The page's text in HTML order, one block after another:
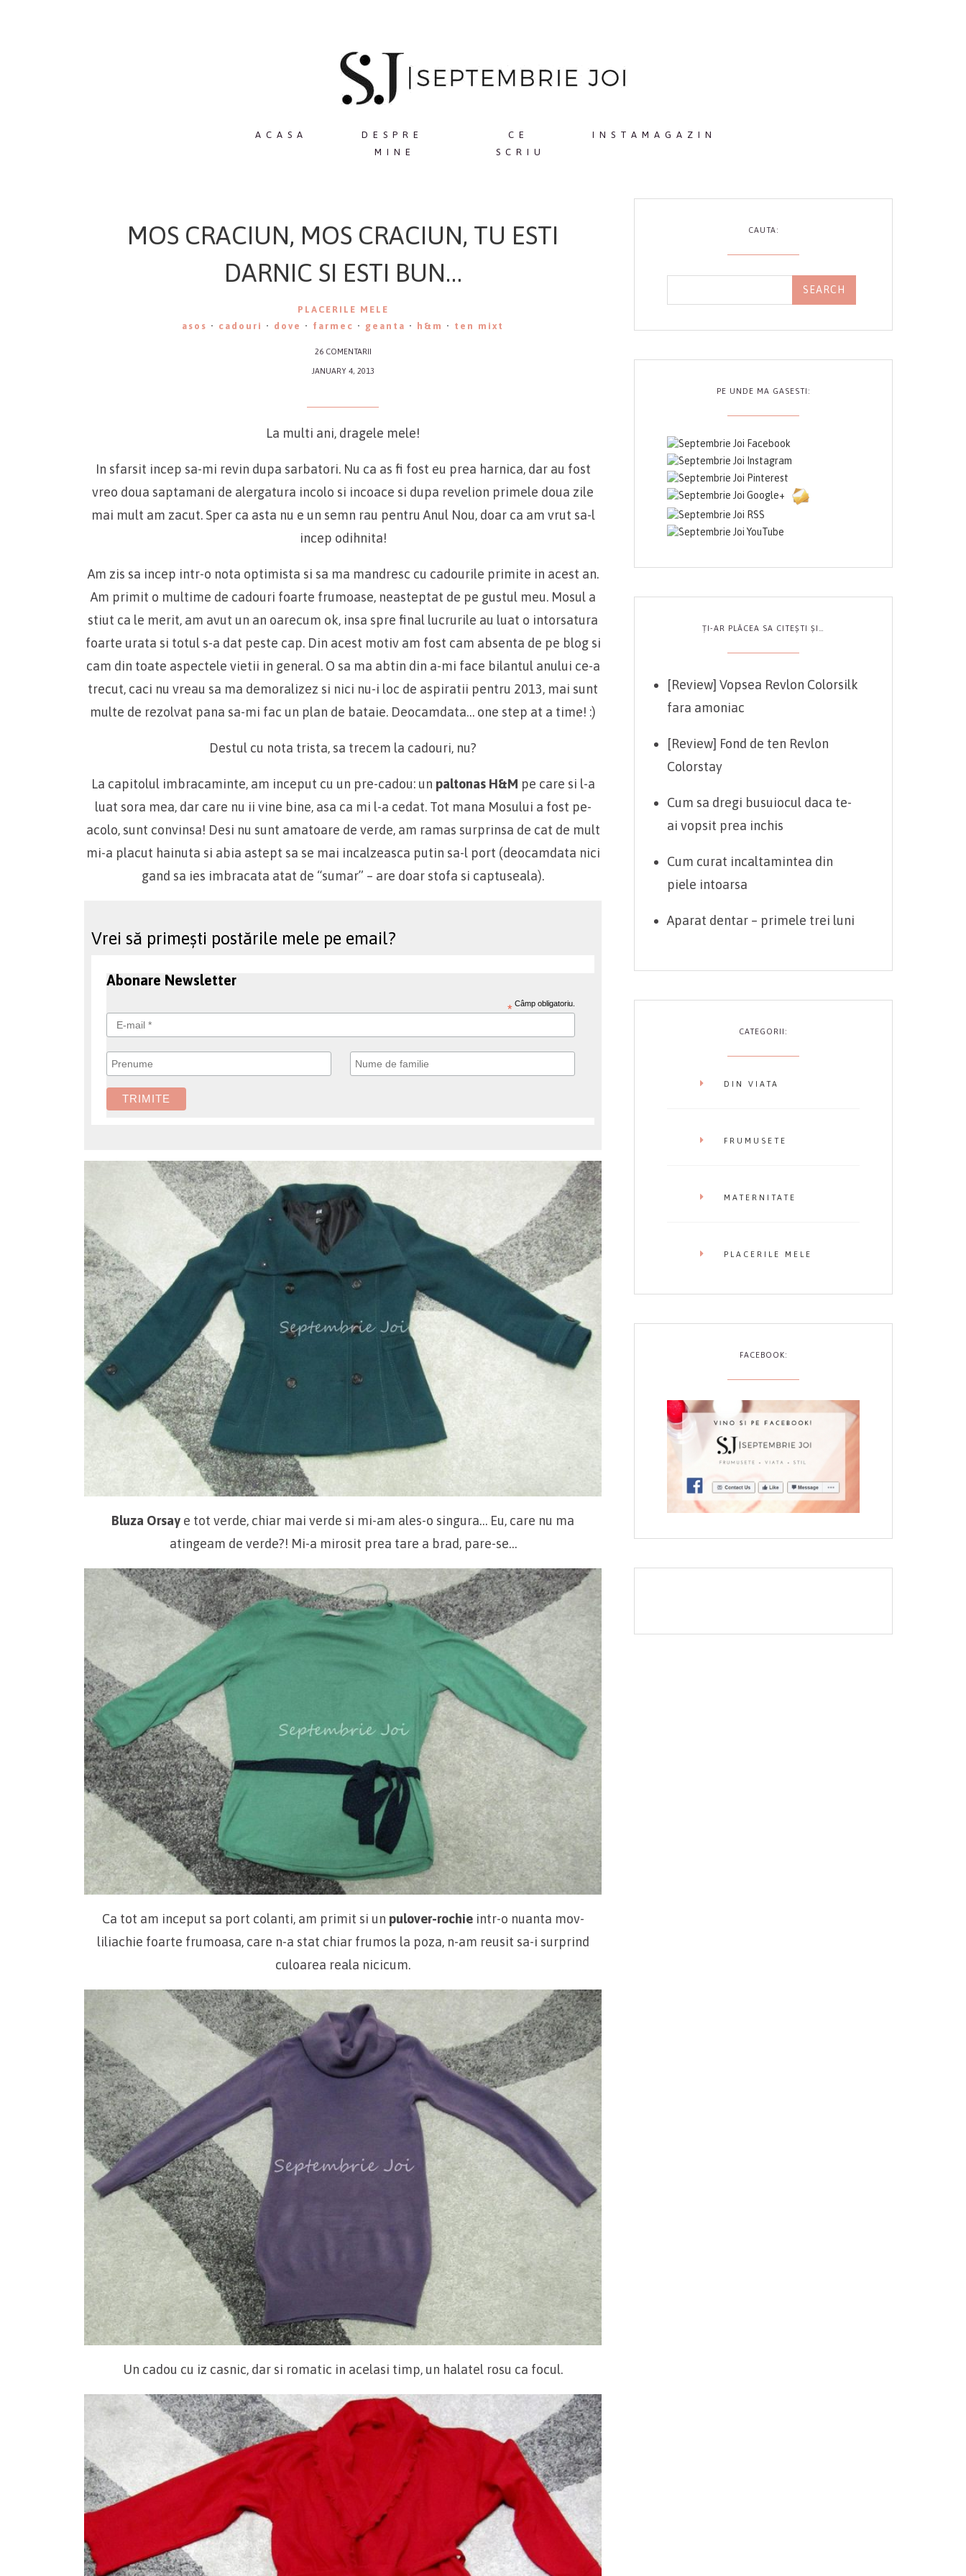
ACASA
DESPRE
MINE
CE
SCRIU
INSTAMAGAZIN
MOS CRACIUN, MOS CRACIUN, TU ESTI
DARNIC SI ESTI BUN…
PLACERILE MELE
asos · cadouri · dove · farmec · geanta · h&m · ten mixt
26 COMENTARII
JANUARY 4, 2013
La multi ani, dragele mele!
In sfarsit incep sa-mi revin dupa sarbatori. Nu ca as fi fost eu prea harnica, dar au fost
vreo doua saptamani de alergatura incolo si incoace si dupa revelion primele doua zile
mai mult am zacut. Sper ca asta nu e un semn rau pentru Anul Nou, doar ca am vrut sa-l
incep odihnita!
Am zis sa incep intr-o nota optimista si sa ma mandresc cu cadourile primite in acest an.
Am primit o multime de cadouri foarte frumoase, neasteptat de pe gustul meu. Mosul a
stiut ca le merit, am avut un an oarecum ok, insa spre final lucrurile au luat o intorsatura
foarte urata si totul s-a dat peste cap. Din acest motiv am fost cam absenta de pe blog si
cam din toate aspectele vietii in general. O sa ma abtin din a-mi face bilantul anului ce-a
trecut, caci nu vreau sa ma demoralizez si nici nu-i loc de aspiratii pentru 2013, mai sunt
multe de rezolvat pana sa-mi fac un plan de bataie. Deocamdata… one step at a time! :)
Destul cu nota trista, sa trecem la cadouri, nu?
La capitolul imbracaminte, am inceput cu un pre-cadou: un paltonas H&M pe care si l-a
luat sora mea, dar care nu ii vine bine, asa ca mi l-a cedat. Tot mana Mosului a fost pe-
acolo, sunt convinsa! Desi nu sunt amatoare de verde, am ramas surprinsa de cat de mult
mi-a placut hainuta si abia astept sa se mai incalzeasca putin sa-l port (deocamdata nici
gand sa ies imbracata atat de “sumar” – are doar stofa si captuseala).
Vrei să primești postările mele pe email?
Abonare Newsletter
* Câmp obligatoriu.
Bluza Orsay e tot verde, chiar mai verde si mi-am ales-o singura… Eu, care nu ma
atingeam de verde?! Mi-a mirosit prea tare a brad, pare-se…
Ca tot am inceput sa port colanti, am primit si un pulover-rochieintr-o nuanta mov-
liliachie foarte frumoasa, care n-a stat chiar frumos la poza, n-am reusit sa-i surprind
culoarea reala nicicum.
Un cadou cu iz casnic, dar si romatic in acelasi timp, un halatel rosu ca focul.
CAUTA:
PE UNDE MA GASESTI:
ȚI-AR PLĂCEA SA CITEȘTI ȘI…
[Review] Vopsea Revlon Colorsilk
fara amoniac
[Review] Fond de ten Revlon
Colorstay
Cum sa dregi busuiocul daca te-
ai vopsit prea inchis
Cum curat incaltamintea din
piele intoarsa
Aparat dentar – primele trei luni
CATEGORII:
DIN VIATA
FRUMUSETE
MATERNITATE
PLACERILE MELE
FACEBOOK: